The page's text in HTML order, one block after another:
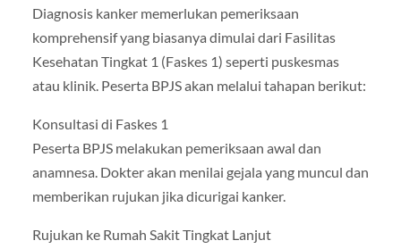
Diagnosis kanker memerlukan pemeriksaan
komprehensif yang biasanya dimulai dari Fasilitas
Kesehatan Tingkat 1 (Faskes 1) seperti puskesmas
atau klinik. Peserta BPJS akan melalui tahapan berikut:
Konsultasi di Faskes 1
Peserta BPJS melakukan pemeriksaan awal dan
anamnesa. Dokter akan menilai gejala yang muncul dan
memberikan rujukan jika dicurigai kanker.
Rujukan ke Rumah Sakit Tingkat Lanjut